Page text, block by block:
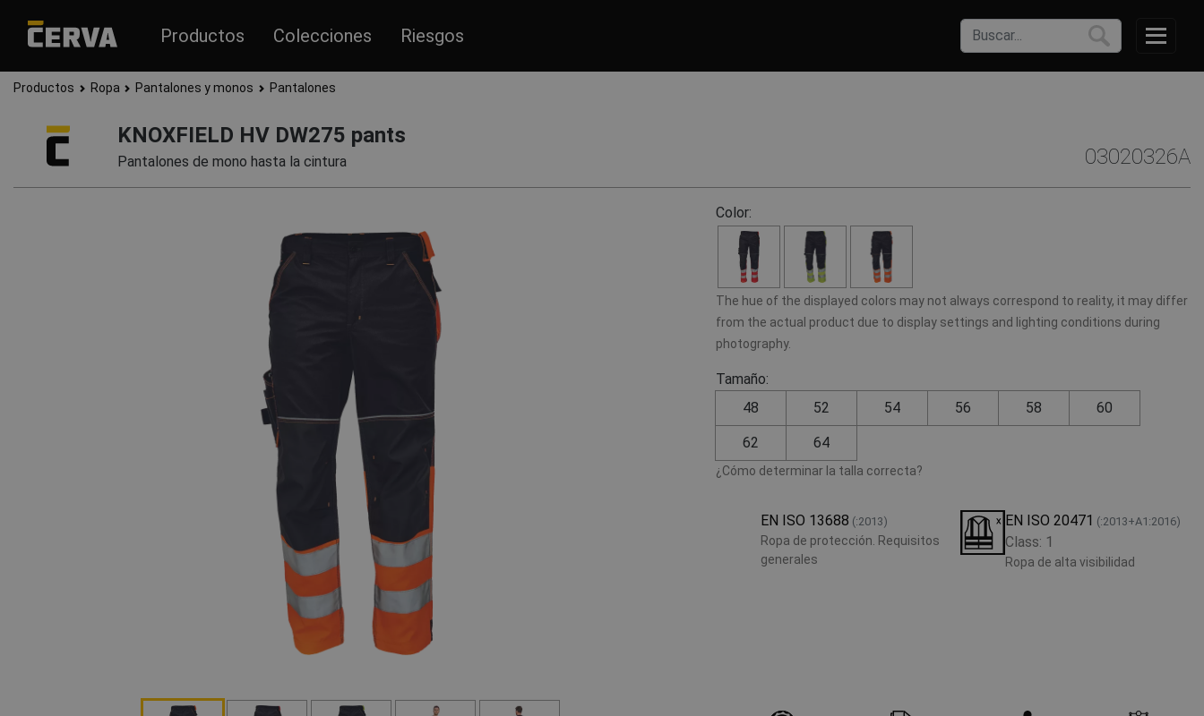
Productos Colecciones Riesgos
Productos Ropa Pantalones y monos Pantalones
KNOXFIELD HV DW275 pants
Pantalones de mono hasta la cintura 03020326A
Color:
The hue of the displayed colors may not always correspond to reality, it may differ
from the actual product due to display settings and lighting conditions during
photography.
Tamaño:
48
52 54 56 58 60
62 64
¿Cómo determinar la talla correcta?
EN ISO 13688 (:2013)
Ropa de protección. Requisitos
generales
EN ISO 20471 (:2013+A1:2016)
Class: 1
Ropa de alta visibilidad